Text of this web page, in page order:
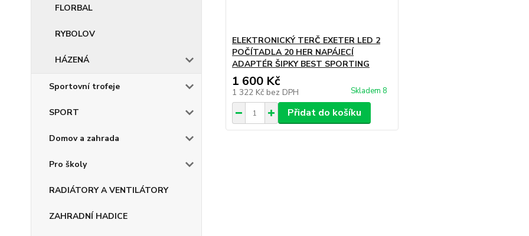
FLORBAL
RYBOLOV
HÁZENÁ
Sportovní trofeje
SPORT
Domov a zahrada
Pro školy
RADIÁTORY A VENTILÁTORY
ZAHRADNÍ HADICE
ELEKTRONICKÝ TERČ EXETER LED 2
POČÍTADLA 20 HER NAPÁJECÍ
ADAPTÉR ŠIPKY BEST SPORTING
1 600 Kč
1 322 Kč bez DPH Skladem 8
Přidat do košíku